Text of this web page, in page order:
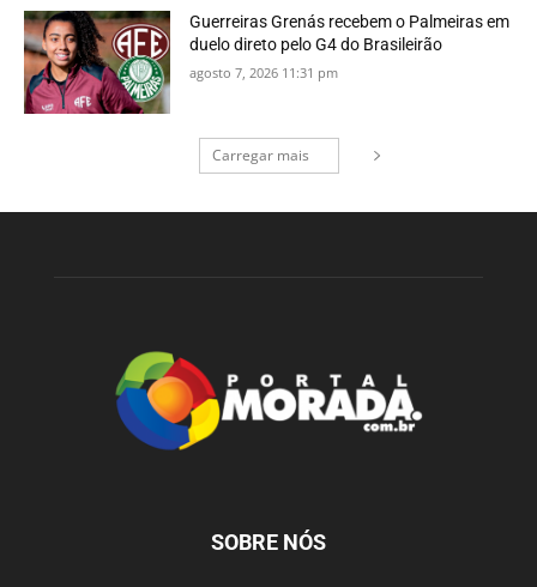
Guerreiras Grenás recebem o Palmeiras em
duelo direto pelo G4 do Brasileirão
agosto 7, 2026 11:31 pm
Carregar mais
SOBRE NÓS